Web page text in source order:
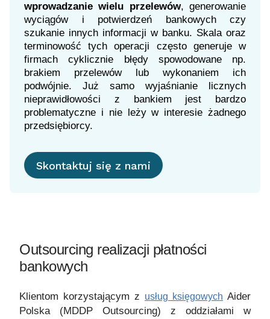
wprowadzanie wielu przelewów, generowanie
wyciągów i potwierdzeń bankowych czy
szukanie innych informacji w banku. Skala oraz
terminowość tych operacji często generuje w
firmach cyklicznie błędy spowodowane np.
brakiem przelewów lub wykonaniem ich
podwójnie. Już samo wyjaśnianie licznych
nieprawidłowości z bankiem jest bardzo
problematyczne i nie leży w interesie żadnego
przedsiębiorcy.
Skontaktuj się z nami
Outsourcing realizacji płatności
bankowych
Klientom korzystającym z usług księgowych Aider
Polska (MDDP Outsourcing) z oddziałami w